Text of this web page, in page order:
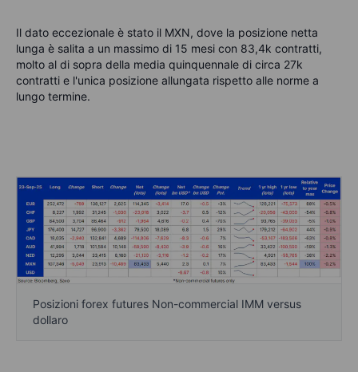
Il dato eccezionale è stato il MXN, dove la posizione netta
lunga è salita a un massimo di 15 mesi con 83,4k contratti,
molto al di sopra della media quinquennale di circa 27k
contratti e l'unica posizione allungata rispetto alle norme a
lungo termine.
Posizioni forex futures Non-commercial IMM versus
dollaro